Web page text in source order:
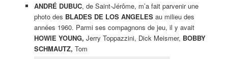
ANDRÉ DUBUC, de Saint-Jérôme, m’a fait parvenir une
photo des BLADES DE LOS ANGELESau milieu des
années 1960. Parmi ses compagnons de jeu, il y avait
HOWIE YOUNG, Jerry Toppazzini, Dick Meismer, BOBBY
SCHMAUTZ, Tom